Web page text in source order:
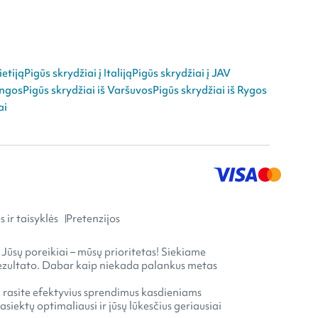
Pigūs skrydžiai į ItalijąPigūs skrydžiai į JAV
Pigūs skrydžiai iš VaršuvosPigūs skrydžiai iš Rygos
ir taisyklės Pretenzijos
poreikiai – mūsų prioritetas! Siekiame
Dabar kaip niekada palankus metas
efektyvius sprendimus kasdieniams
optimaliausi ir jūsų lūkesčius geriausiai